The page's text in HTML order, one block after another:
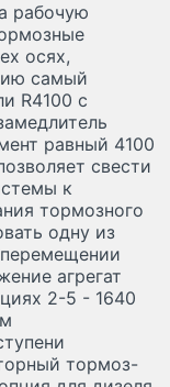
рабочую
осях,
самый
R4100 с
равный 4100
свести
к
тормозного
одну из
агрегат
2-5 - 1640
тормоз-